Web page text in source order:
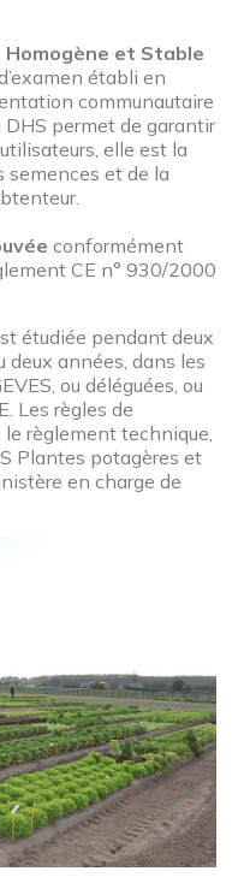
et Stable
établi en
communautaire
permet de garantir
elle est la
semences et de la
conformément
CE n° 930/2000
étudiée pendant deux
deux années, dans les
ou déléguées, ou
Les règles de
règlement technique,
Plantes potagères et
en charge de